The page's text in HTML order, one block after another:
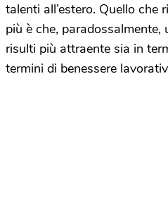
talenti all’estero. Quello che
più è che, paradossalmente,
risulti più attraente sia in
termini di benessere